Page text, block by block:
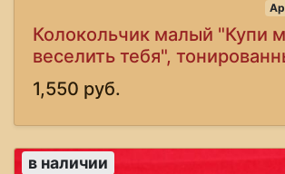
Колокольчик малый "Купи
веселить тебя",
1,550 руб.
в наличии